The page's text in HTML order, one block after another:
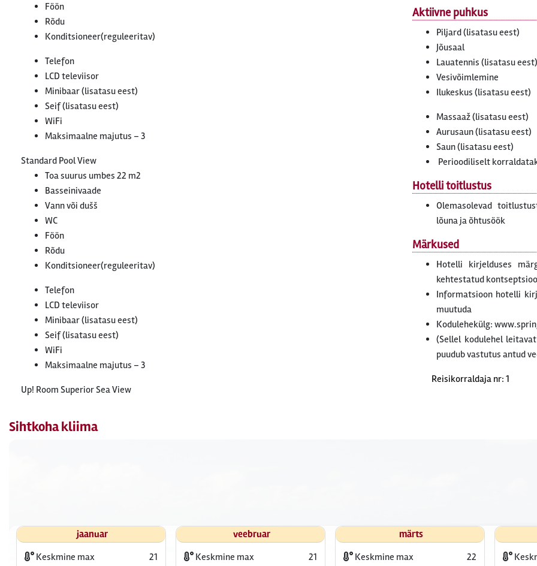
Föön
Rõdu
Konditsioneer(reguleeritav)
Telefon
LCD televiisor
Minibaar (lisatasu eest)
Seif (lisatasu eest)
WiFi
Maksimaalne majutus – 3
Standard Pool View
Toa suurus umbes 22 m2
Basseinivaade
Vann või dušš
WC
Föön
Rõdu
Konditsioneer(reguleeritav)
Telefon
LCD televiisor
Minibaar (lisatasu eest)
Seif (lisatasu eest)
WiFi
Maksimaalne majutus – 3
Up! Room Superior Sea View
Aktiivne puhkus
Piljard (lisatasu eest)
Jõusaal
Lauatennis (lisatasu eest)
Vesivõimlemine
Ilukeskus (lisatasu eest)
Massaaž (lisatasu eest)
Aurusaun (lisatasu eest)
Saun (lisatasu eest)
Perioodiliselt
Hotelli toitlustus
Olemasolevad
lõuna ja õhtusöök
Märkused
Hotelli kirjelduses
kehtestatud
Informatsioon hotelli
muutuda
Kodulehekülg:
(Sellel kodulehel
puudub vastutus antud
Reisikorraldaja nr: 1
Sihtkoha kliima
jaanuar
Keskmine max
21
veebruar
Keskmine max
21
märts
Keskmine max
22